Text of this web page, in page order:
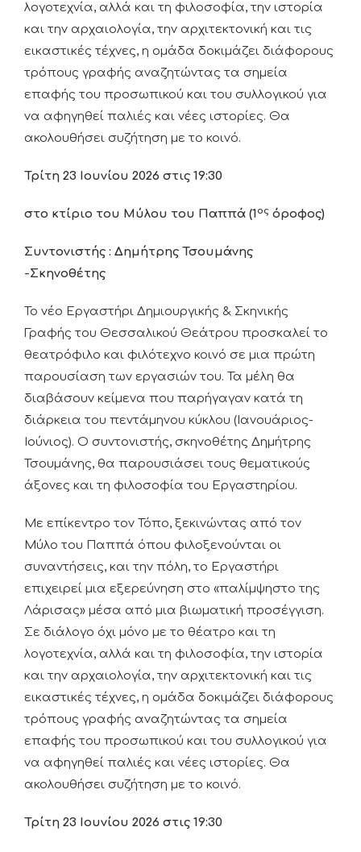
λογοτεχνία, αλλά και τη φιλοσοφία, την ιστορία
και την αρχαιολογία, την αρχιτεκτονική και τις
εικαστικές τέχνες, η ομάδα δοκιμάζει διάφορους
τρόπους γραφής αναζητώντας τα σημεία
επαφής του προσωπικού και του συλλογικού για
να αφηγηθεί παλιές και νέες ιστορίες. Θα
ακολουθήσει συζήτηση με το κοινό.
Τρίτη 23 Ιουνίου 2026 στις 19:30
στο κτίριο του Μύλου του Παππά (1 ος όροφος)
Συντονιστής : Δημήτρης Τσουμάνης
-Σκηνοθέτης
Το νέο Εργαστήρι Δημιουργικής & Σκηνικής
Γραφής του Θεσσαλικού Θεάτρου προσκαλεί το
θεατρόφιλο και φιλότεχνο κοινό σε μια πρώτη
παρουσίαση των εργασιών του. Τα μέλη θα
διαβάσουν κείμενα που παρήγαγαν κατά τη
διάρκεια του πεντάμηνου κύκλου (Ιανουάριος-
Ιούνιος). Ο συντονιστής, σκηνοθέτης Δημήτρης
Τσουμάνης, θα παρουσιάσει τους θεματικούς
άξονες και τη φιλοσοφία του Εργαστηρίου.
Με επίκεντρο τον Τόπο, ξεκινώντας από τον
Μύλο του Παππά όπου φιλοξενούνται οι
συναντήσεις, και την πόλη, το Εργαστήρι
επιχειρεί μια εξερεύνηση στο «παλίμψηστο της
Λάρισας» μέσα από μια βιωματική προσέγγιση.
Σε διάλογο όχι μόνο με το θέατρο και τη
λογοτεχνία, αλλά και τη φιλοσοφία, την ιστορία
και την αρχαιολογία, την αρχιτεκτονική και τις
εικαστικές τέχνες, η ομάδα δοκιμάζει διάφορους
τρόπους γραφής αναζητώντας τα σημεία
επαφής του προσωπικού και του συλλογικού για
να αφηγηθεί παλιές και νέες ιστορίες. Θα
ακολουθήσει συζήτηση με το κοινό.
Τρίτη 23 Ιουνίου 2026 στις 19:30